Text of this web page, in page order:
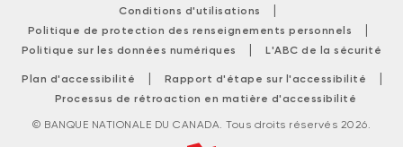
Conditions d'utilisations |
Politique de protection des renseignements personnels |
Politique sur les données numériques | L'ABC de la sécurité
Plan d'accessibilité | Rapport d'étape sur l'accessibilité |
Processus de rétroaction en matière d'accessibilité
© BANQUE NATIONALE DU CANADA. Tous droits réservés 2026.